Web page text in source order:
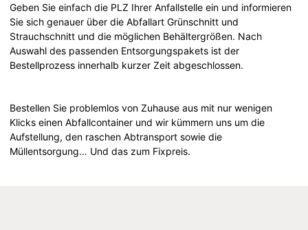
Geben Sie einfach die PLZ Ihrer Anfallstelle ein und informieren
Sie sich genauer über die Abfallart Grünschnitt und
Strauchschnitt und die möglichen Behältergrößen. Nach
Auswahl des passenden Entsorgungspakets ist der
Bestellprozess innerhalb kurzer Zeit abgeschlossen.
Bestellen Sie problemlos von Zuhause aus mit nur wenigen
Klicks einen Abfallcontainer und wir kümmern uns um die
Aufstellung, den raschen Abtransport sowie die
Müllentsorgung… Und das zum Fixpreis.